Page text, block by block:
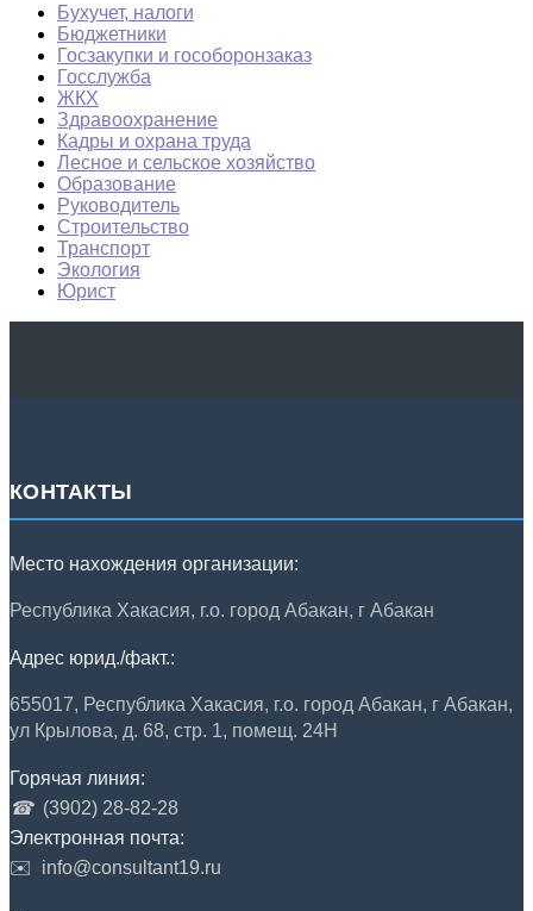
Бухучет, налоги
Бюджетники
Госзакупки и гособоронзаказ
Госслужба
ЖКХ
Здравоохранение
Кадры и охрана труда
Лесное и сельское хозяйство
Образование
Руководитель
Строительство
Транспорт
Экология
Юрист
КОНТАКТЫ
Место нахождения организации:
Республика Хакасия, г.о. город Абакан, г Абакан
Адрес юрид./факт.:
655017, Республика Хакасия, г.о. город Абакан, г Абакан,
ул Крылова, д. 68, стр. 1, помещ. 24Н
Горячая линия:
☎ (3902) 28-82-28
Электронная почта:
✉️
info@consultant19.ru